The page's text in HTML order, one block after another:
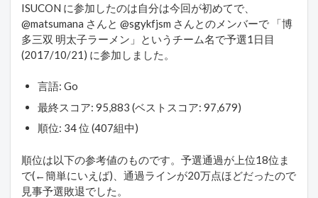
ISUCON に参加したのは自分は今回が初めてで、
@matsumana さんと @sgykfjsm さんとのメンバーで 「博
多三双 明太子ラーメン」というチーム名で予選1日目
(2017/10/21) に参加しました。
言語: Go
最終スコア: 95,883 (ベストスコア: 97,679)
順位: 34 位 (407組中)
順位は以下の参考値のものです。予選通過が上位18位ま
で(←簡単にいえば)、通過ラインが20万点ほどだったので
見事予選敗退でした。